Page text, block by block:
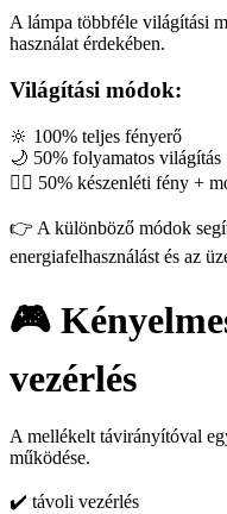
A lámpa többféle világítási
használat érdekében.
Világítási módok:
🔆 100% teljes fényerő
🌙 50% folyamatos világítás
🚶‍♂️ 50% készenléti fény +
👉 A különböző módok
energiafelhasználást és az
🎮
vezérlés
A mellékelt távirányítóval
működése.
✔️ távoli vezérlés